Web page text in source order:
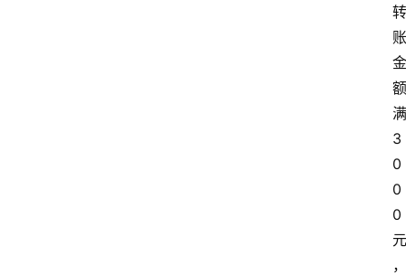
转
账
金
额
满
3
0
0
0
元
，